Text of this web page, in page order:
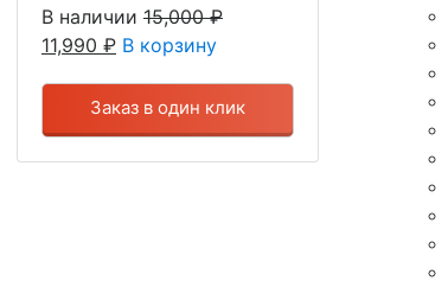
В наличии 15,000₽
11,990 ₽ В корзину
Заказ в один клик